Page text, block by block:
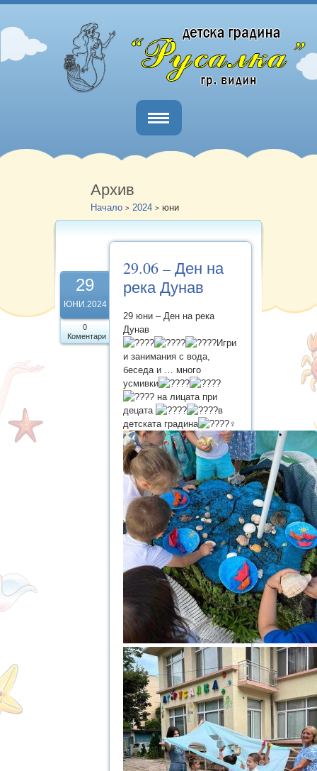
Начало
За нас
Групи
Галерия
Образователни дейности и
документи
Допълнителни услуги
За родителите
Профил на купувача
Архив
Начало > 2024 > юни
29
ЮНИ.2024
0
Коментари
29.06 – Ден на
река Дунав
29 юни – Ден на река
Дунав
Игри
и занимания с вода,
беседа и … много
усмивки
на лицата при
децата
в
детската градина